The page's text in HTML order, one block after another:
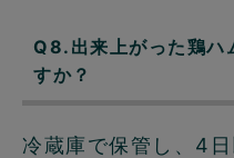
Q8.出来上がった鶏ハ
すか？
冷蔵庫で保管し、4